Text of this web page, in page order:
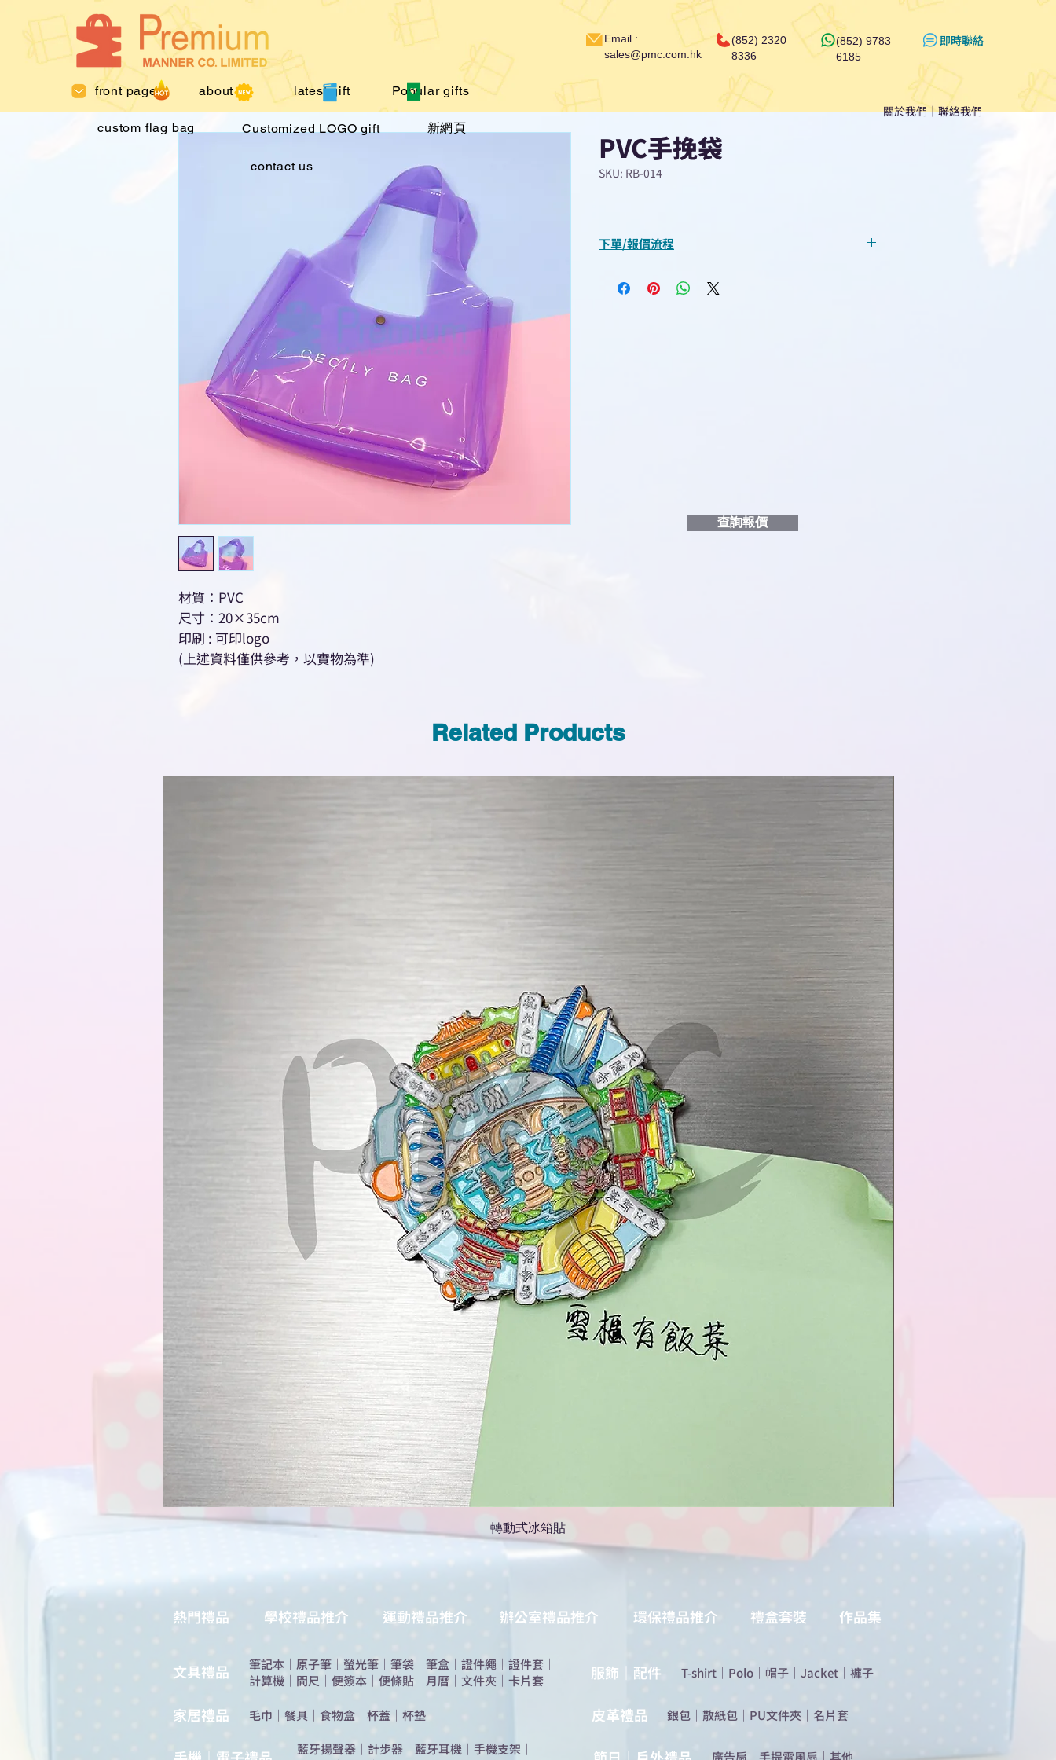
front page about us latest gift Popular gifts
custom flag bag Customized LOGO gift 新網頁
contact us
Email :
sales@pmc.com.hk
(852) 2320
8336
(852) 9783
6185
​即時聯絡
關於我們｜聯絡我們
材質：PVC
尺寸：20×35cm
印刷 : 可印logo
(上述資料僅供參考，以實物為準)
PVC手挽袋
SKU: RB-014
下單/報價流程
查詢或報價”
查詢報價
Related Products
轉動式冰箱貼
熱門禮品 學校禮品推介 運動禮品推介 辦公室禮品推介 環保禮品推介 禮盒套裝 作品集
​文具禮品 筆記本 ｜ 原子筆 ｜ 螢光筆 ｜ 筆袋 ｜ 筆盒 ｜ 證件繩 ｜ 證件套 ｜
計算機 ｜ 間尺 ｜ 便簽本 ｜ 便條貼 ｜ 月曆 ｜ 文件夾 ｜ 卡片套
​家居禮品 ​毛巾 ｜ 餐具 ｜ 食物盒 ｜ 杯蓋 ｜ 杯墊
​藍牙揚聲器 ｜ 計步器 ｜ 藍牙耳機 ｜ 手機支架 ｜
服飾｜配件 T-shirt ｜ Polo ｜ 帽子 ｜ Jacket ｜ 褲子
​皮革禮品 ​銀包 ｜ 散紙包 ｜ PU文件夾 ｜ 名片套
​廣告扇 ｜ 手提電風扇 ｜ 其他